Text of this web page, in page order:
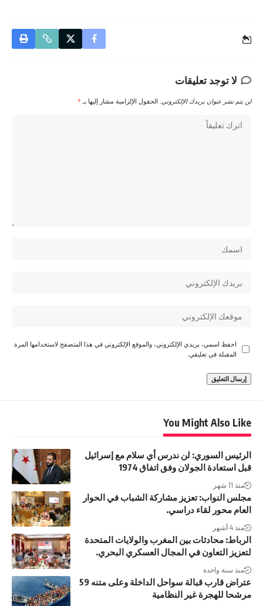
لا توجد تعليقات
لن يتم نشر عنوان بريدك الإلكتروني. الحقول الإلزامية مشار إليها بـ *
احفظ اسمي، بريدي الإلكتروني، والموقع الإلكتروني في هذا المتصفح لاستخدامها المرة
المقبلة في تعليقي.
You Might Also Like
الرئيس السوري: لن ندرس أي سلام مع إسرائيل
قبل استعادة الجولان وفق اتفاق 1974
منذ 11 شهر
مجلس النواب: تعزيز مشاركة الشباب في الحوار
العام محور لقاء دراسي.
منذ 4 أشهر
الرباط: محادثات بين المغرب والولايات المتحدة
لتعزيز التعاون في المجال العسكري البحري.
منذ سنة واحدة
عتراض قارب قبالة سواحل الداخلة وعلى متنه 59
مرشحا للهجرة غير النظامية